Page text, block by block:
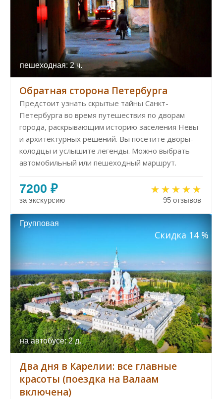
пешеходная: 2 ч.
Обратная сторона Петербурга
Предстоит узнать скрытые тайны Санкт-
Петербурга во время путешествия по дворам
города, раскрывающим историю заселения Невы
и архитектурных решений. Вы посетите дворы-
колодцы и услышите легенды. Можно выбрать
автомобильный или пешеходный маршрут.
7200 ₽
за экскурсию 95 отзывов
Групповая
на автобусе: 2 д.
Скидка 14 %
Два дня в Карелии: все главные
красоты (поездка на Валаам
включена)